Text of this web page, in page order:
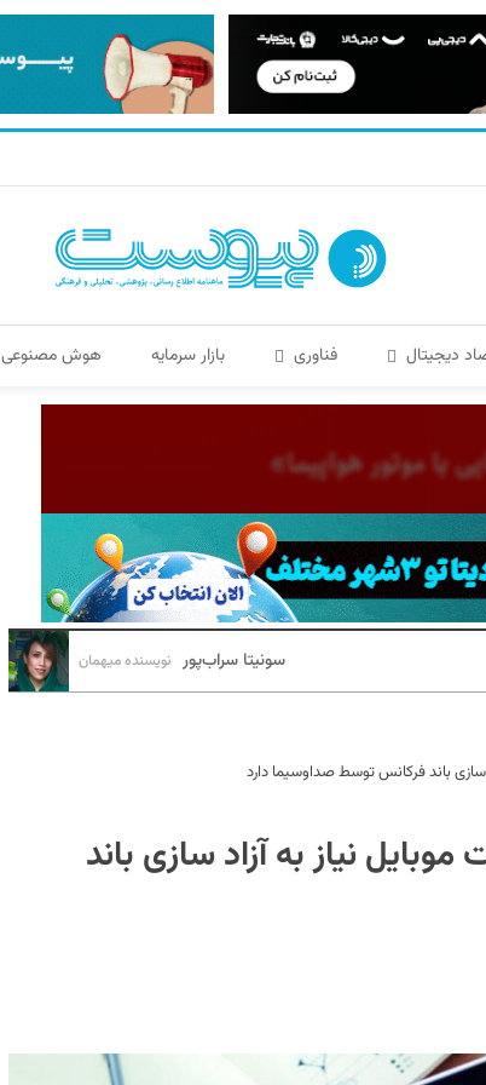
دیجیتال فناوری بازار سرمایه هوش مصنوعی
سونیتا سراب‌پور نویسنده میهمان
سازی باند فرکانس توسط صداوسیما دارد
نیاز به آزاد سازی باند